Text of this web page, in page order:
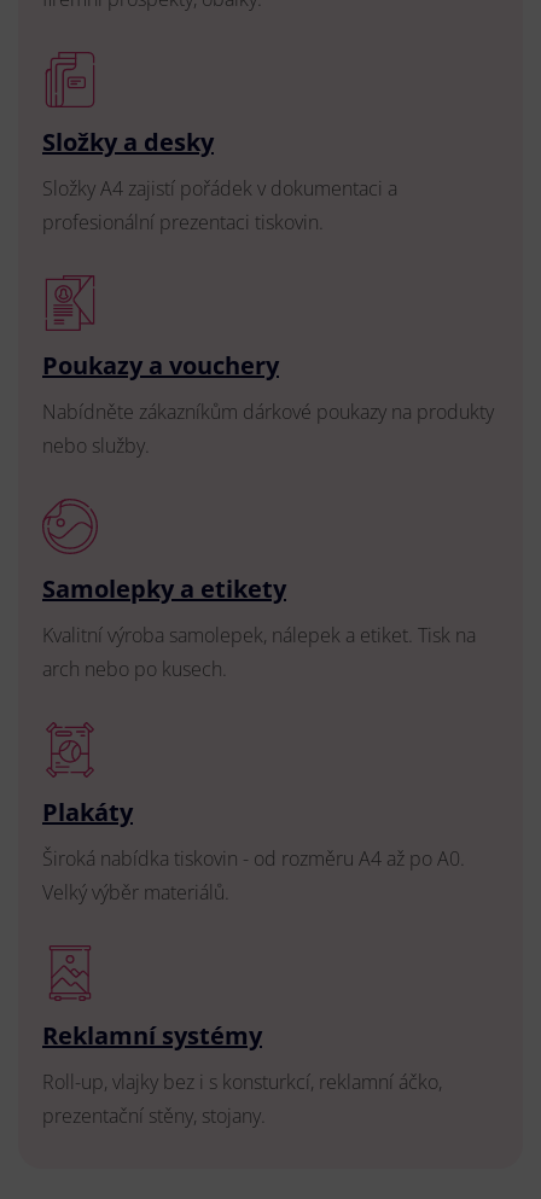
Složky a desky
Složky A4 zajistí pořádek v dokumentaci a
profesionální prezentaci tiskovin.
Poukazy a vouchery
Nabídněte zákazníkům dárkové poukazy na produkty
nebo služby.
Samolepky a etikety
Kvalitní výroba samolepek, nálepek a etiket. Tisk na
arch nebo po kusech.
Plakáty
Široká nabídka tiskovin - od rozměru A4 až po A0.
Velký výběr materiálů.
Reklamní systémy
Roll-up, vlajky bez i s konsturkcí, reklamní áčko,
prezentační stěny, stojany.